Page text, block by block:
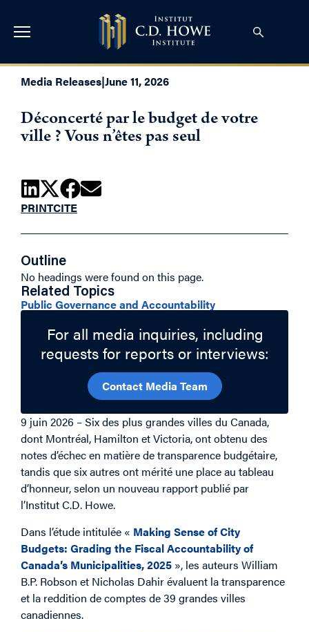
Media Releases|June 11, 2026
Déconcerté par le budget de votre
ville ? Vous n’êtes pas seul
PRINTCITE
Outline
No headings were found on this page.
Related Topics
Public Governance and Accountability
For all media inquiries, including
requests for reports or interviews:
Contact Media Team
9 juin 2026 – Six des plus grandes villes du Canada,
dont Montréal, Hamilton et Victoria, ont obtenu des
notes d’échec en matière de transparence budgétaire,
tandis que six autres ont mérité une place au tableau
d’honneur, selon un nouveau rapport publié par
l’Institut C.D. Howe.
Dans l’étude intitulée « Making Sense of City
Budgets: Grading the Fiscal Accountability of
Canada’s Municipalities, 2025 », les auteurs William
B.P. Robson et Nicholas Dahir évaluent la transparence
et la reddition de comptes de 39 grandes villes
canadiennes.